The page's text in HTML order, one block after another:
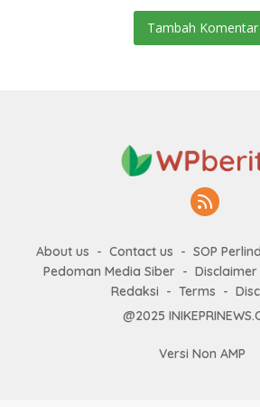
Tambah Komentar
About us Contact us
SOP
Pedoman Media Siber
Disclaimer
Redaksi
Terms
@2025
Versi Non AMP